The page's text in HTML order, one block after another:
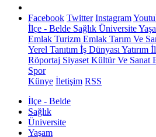
Facebook Twitter Instagram
İlçe - Belde Sağlık Üniversite
Emlak Turizm Emlak Tarım Ve
Yerel Tanıtım İş Dünyası Yatırım
Röportaj Siyaset Kültür Ve Sanat
Spor
Künye İletişim RSS
İlçe - Belde
Sağlık
Üniversite
Yaşam